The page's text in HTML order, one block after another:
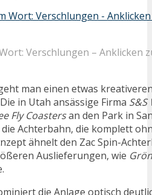
Verschlungen – Anklicken
man einen etwas
in Utah ansässige Firma
Fly Coastersan den Park in
Achterbahn, die komplett
ähnelt den Zac Spin-
Auslieferungen, wie